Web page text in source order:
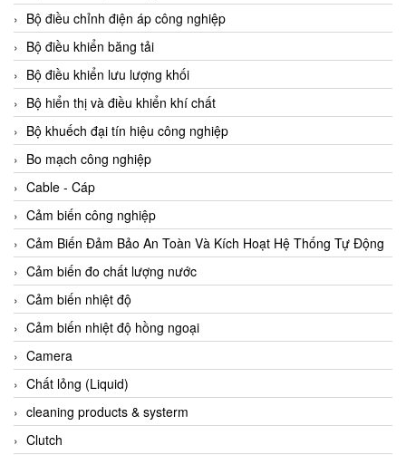
Ados Vietnam
Advanced Energy Vietnam
Advantech Vietnam
Agate Vietnam
AGR International Vietnam
Aichi Tokei Denki Vietnam
Aii Vietnam
AIKOH
AINUO Vietnam
AIR MAJOR
Aira Euro Automation
Airtac Vietnam
Airtec Vietnam
AI-Tek Vietnam
Akerstroms Viet Nam
AKO Armaturen & Separationstechnik
Bộ điều chỉnh điện áp công nghiệp
Bộ điều khiển băng tải
Bộ điều khiển lưu lượng khối
Bộ hiển thị và điều khiển khí chất
Bộ khuếch đại tín hiệu công nghiệp
Bo mạch công nghiệp
Cable - Cáp
Cảm biến công nghiệp
Cảm Biến Đảm Bảo An Toàn Và Kích Hoạt Hệ Thống Tự Động
Cảm biến đo chất lượng nước
Cảm biến nhiệt độ
Cảm biến nhiệt độ hồng ngoại
Camera
Chất lỏng (Liquid)
cleaning products & systerm
Clutch